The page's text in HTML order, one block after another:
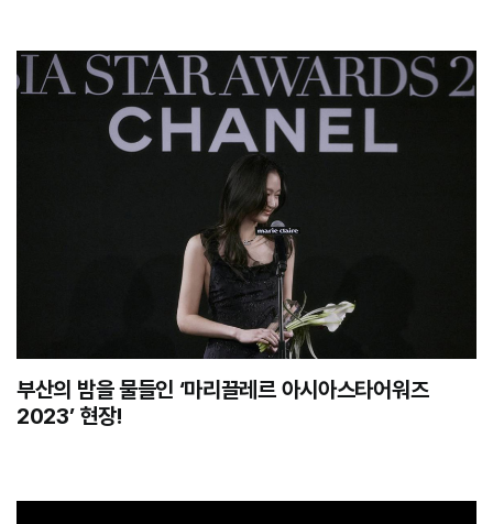
부산의 밤을 물들인 ‘마리끌레르 아시아스타어워즈
2023’ 현장!